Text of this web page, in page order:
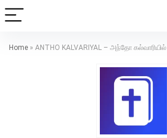
Home » ANTHO KALVARIYAL – அந்தோ கல்வாரியில்